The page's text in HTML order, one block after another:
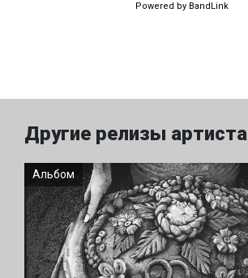
Powered by BandLink
Другие релизы артиста
Альбом